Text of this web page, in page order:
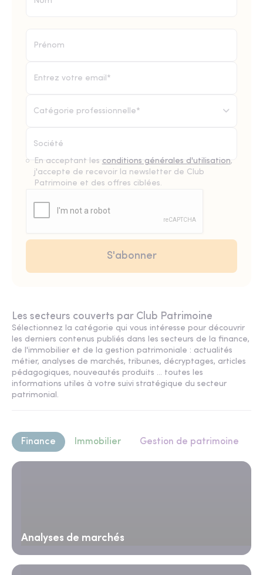
Catégorie professionnelle*
En acceptant les conditions générales d'utilisation,
j'accepte de recevoir la newsletter de Club
Patrimoine et des offres ciblées.
Les secteurs couverts par Club Patrimoine
Sélectionnez la catégorie qui vous intéresse pour découvrir
les derniers contenus publiés dans les secteurs de la finance,
de l'immobilier et de la gestion patrimoniale : actualités
métier, analyses de marchés, tribunes, décryptages, articles
pédagogiques, nouveautés produits ... toutes les
informations utiles à votre suivi stratégique du secteur
patrimonial.
Finance Immobilier Gestion de patrimoine
Analyses de marchés